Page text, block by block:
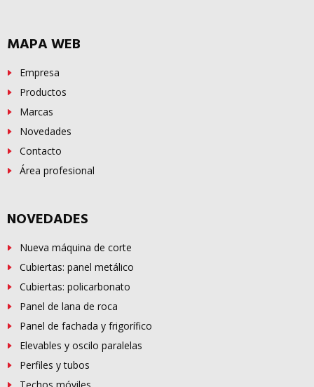
MAPA WEB
Empresa
Productos
Marcas
Novedades
Contacto
Área profesional
NOVEDADES
Nueva máquina de corte
Cubiertas: panel metálico
Cubiertas: policarbonato
Panel de lana de roca
Panel de fachada y frigorífico
Elevables y oscilo paralelas
Perfiles y tubos